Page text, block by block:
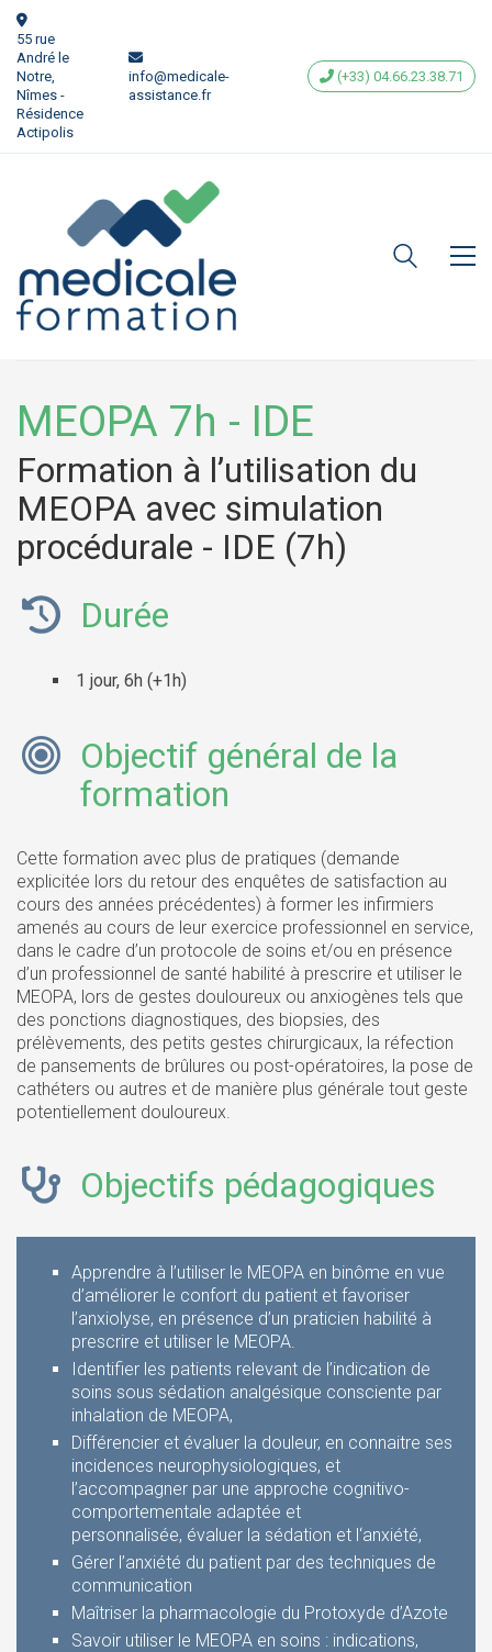
55 rue
André le
Notre,
Nîmes -
Résidence
Actipolis
info@medicale-
assistance.fr
(+33) 04.66.23.38.71
MEOPA 7h - IDE
Formation à l’utilisation du
MEOPA avec simulation
procédurale - IDE (7h)
Durée
1 jour, 6h (+1h)
Objectif général de la
formation
Cette formation avec plus de pratiques (demande
explicitée lors du retour des enquêtes de satisfaction au
cours des années précédentes) à former les infirmiers
amenés au cours de leur exercice professionnel en service,
dans le cadre d’un protocole de soins et/ou en présence
d’un professionnel de santé habilité à prescrire et utiliser le
MEOPA, lors de gestes douloureux ou anxiogènes tels que
des ponctions diagnostiques, des biopsies, des
prélèvements, des petits gestes chirurgicaux, la réfection
de pansements de brûlures ou post-opératoires, la pose de
cathéters ou autres et de manière plus générale tout geste
potentiellement douloureux.
Objectifs pédagogiques
Apprendre à l’utiliser le MEOPA en binôme en vue
d’améliorer le confort du patient et favoriser
l’anxiolyse, en présence d’un praticien habilité à
prescrire et utiliser le MEOPA.
Identifier les patients relevant de l’indication de
soins sous sédation analgésique consciente par
inhalation de MEOPA,
Différencier et évaluer la douleur, en connaitre ses
incidences neurophysiologiques, et
l’accompagner par une approche cognitivo-
comportementale adaptée et
personnalisée, évaluer la sédation et l‘anxiété,
Gérer l’anxiété du patient par des techniques de
communication
Maîtriser la pharmacologie du Protoxyde d’Azote
Savoir utiliser le MEOPA en soins : indications,